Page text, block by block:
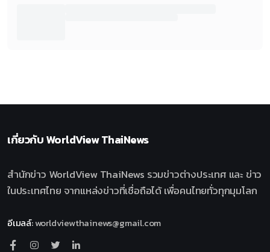
เกี่ยวกับWorldView ThaiNews
สำนักข่าว WorldView ThaiNews รวมข่าวต่างประเทศ และ ข่าว
ในประเทศไทย จากแหล่งข่าวที่เชื่อถือได้ เพื่อคนไทยทั่วทุกมุมโลก
อีเมลล์:worldviewthainews@gmail.com